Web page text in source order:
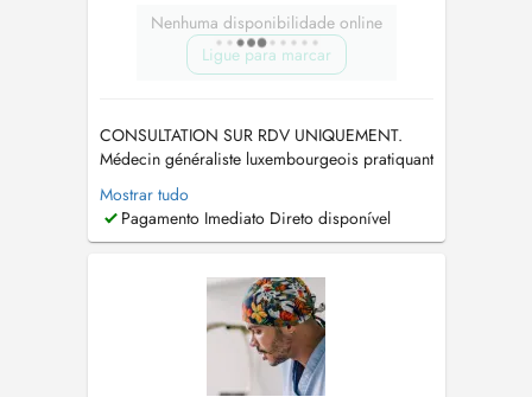
Nenhuma disponibilidade online
Ligue para marcar
CONSULTATION SUR RDV UNIQUEMENT.
Médecin généraliste luxembourgeois pratiquant
au Centre Médical Capellen. Diplômé de la
Faculté de Médecine de Nancy (F). En cas
d'urgence, appelez le 28 37 39 si vous ne
convienne. Tout rendez-vous non honoré ou
Mostrar tudo
Pagamento Imediato Direto disponível